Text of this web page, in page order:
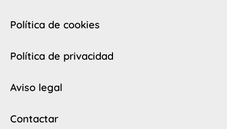
Política de cookies
Política de privacidad
Aviso legal
Contactar